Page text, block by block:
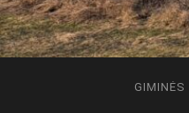
GIMINĖS